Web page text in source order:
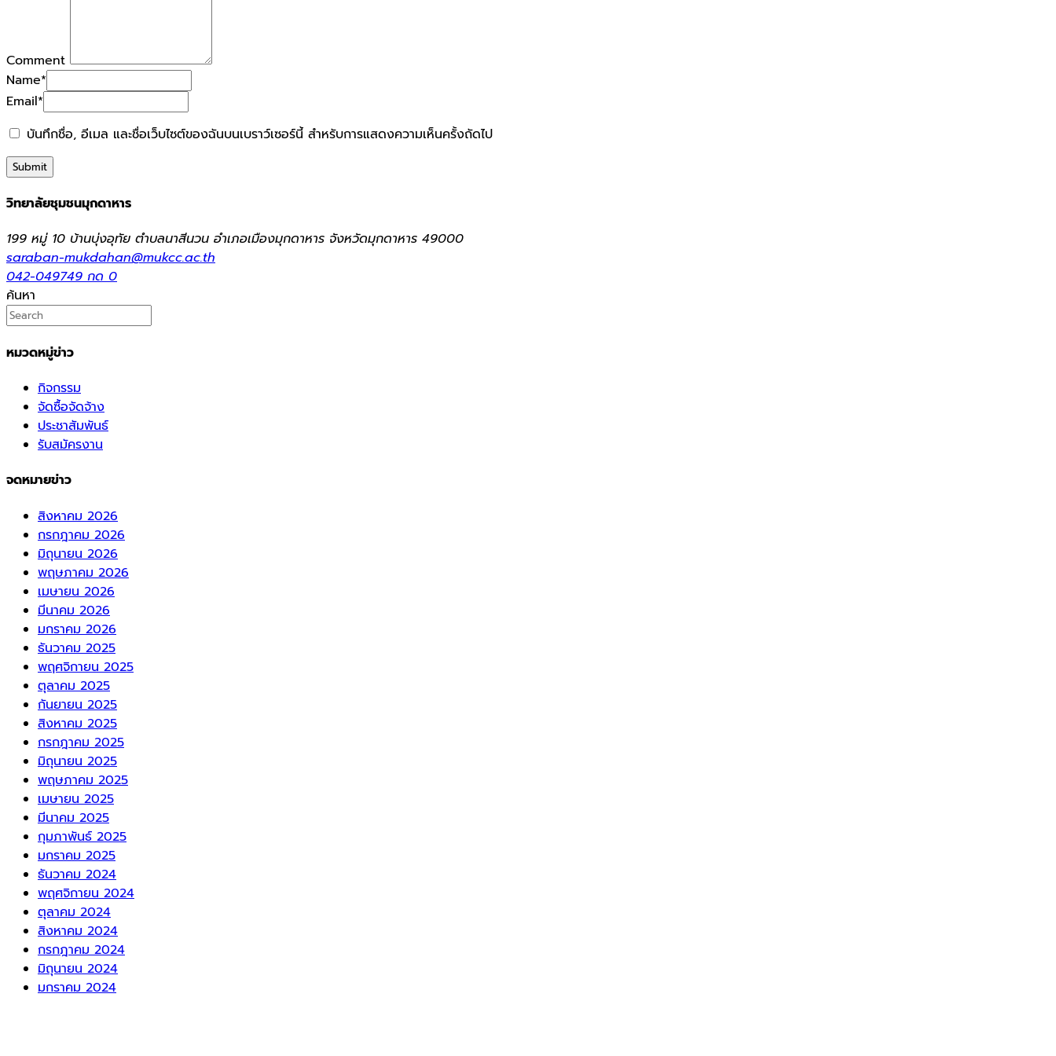
Comment
Name*
Email*
บันทึกชื่อ, อีเมล และชื่อเว็บไซต์ของฉันบนเบราว์เซอร์นี้ สำหรับการแสดงความเห็นครั้งถัดไป
วิทยาลัยชุมชนมุกดาหาร
199 หมู่ 10 บ้านบุ่งอุทัย ตำบลนาสีนวน อำเภอเมืองมุกดาหาร จังหวัดมุกดาหาร 49000
saraban-mukdahan@mukcc.ac.th
042-049749 กด 0
ค้นหา
หมวดหมู่ข่าว
กิจกรรม
จัดซื้อจัดจ้าง
ประชาสัมพันธ์
รับสมัครงาน
จดหมายข่าว
สิงหาคม 2026
กรกฎาคม 2026
มิถุนายน 2026
พฤษภาคม 2026
เมษายน 2026
มีนาคม 2026
มกราคม 2026
ธันวาคม 2025
พฤศจิกายน 2025
ตุลาคม 2025
กันยายน 2025
สิงหาคม 2025
กรกฎาคม 2025
มิถุนายน 2025
พฤษภาคม 2025
เมษายน 2025
มีนาคม 2025
กุมภาพันธ์ 2025
มกราคม 2025
ธันวาคม 2024
พฤศจิกายน 2024
ตุลาคม 2024
สิงหาคม 2024
กรกฎาคม 2024
มิถุนายน 2024
มกราคม 2024